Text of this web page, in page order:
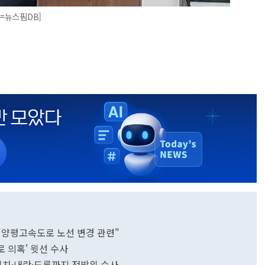
뉴스핌DB]
평고속도로 노선 변경 관련"
의혹' 윗선 수사